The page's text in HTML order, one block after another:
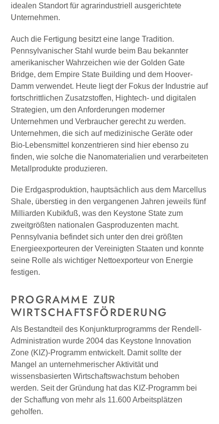
idealen Standort für agrarindustriell ausgerichtete
Unternehmen.
Auch die Fertigung besitzt eine lange Tradition.
Pennsylvanischer Stahl wurde beim Bau bekannter
amerikanischer Wahrzeichen wie der Golden Gate
Bridge, dem Empire State Building und dem Hoover-
Damm verwendet. Heute liegt der Fokus der Industrie auf
fortschrittlichen Zusatzstoffen, Hightech- und digitalen
Strategien, um den Anforderungen moderner
Unternehmen und Verbraucher gerecht zu werden.
Unternehmen, die sich auf medizinische Geräte oder
Bio-Lebensmittel konzentrieren sind hier ebenso zu
finden, wie solche die Nanomaterialien und verarbeiteten
Metallprodukte produzieren.
Die Erdgasproduktion, hauptsächlich aus dem Marcellus
Shale, überstieg in den vergangenen Jahren jeweils fünf
Milliarden Kubikfuß, was den Keystone State zum
zweitgrößten nationalen Gasproduzenten macht.
Pennsylvania befindet sich unter den drei größten
Energieexporteuren der Vereinigten Staaten und konnte
seine Rolle als wichtiger Nettoexporteur von Energie
festigen.
PROGRAMME ZUR
WIRTSCHAFTSFÖRDERUNG
Als Bestandteil des Konjunkturprogramms der Rendell-
Administration wurde 2004 das Keystone Innovation
Zone (KIZ)-Programm entwickelt. Damit sollte der
Mangel an unternehmerischer Aktivität und
wissensbasierten Wirtschaftswachstum behoben
werden. Seit der Gründung hat das KIZ-Programm bei
der Schaffung von mehr als 11.600 Arbeitsplätzen
geholfen.